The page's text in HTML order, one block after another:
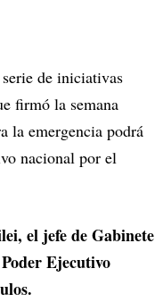
de iniciativas
firmó la semana
la emergencia podrá
nacional por el
el jefe de Gabinete
Ejecutivo